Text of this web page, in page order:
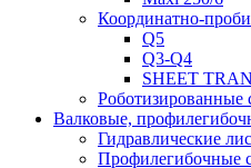
Координатно-
Q5
Q3-Q4
SHEET
Роботизированные
Валковые,
Гидравлические
Профилегибочные